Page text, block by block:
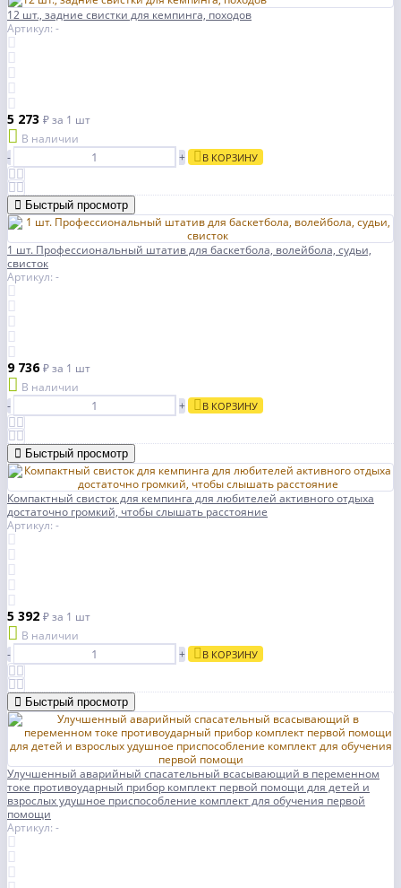
12 шт., задние свистки для кемпинга, походов
Артикул: -
5 273 ₽за 1 шт
В наличии
-
+ В КОРЗИНУ
Быстрый просмотр
1 шт. Профессиональный штатив для баскетбола, волейбола, судьи,
свисток
Артикул: -
9 736₽за 1 шт
В наличии
-
+ В КОРЗИНУ
Быстрый просмотр
Компактный свисток для кемпинга для любителей активного отдыха
достаточно громкий, чтобы слышать расстояние
Артикул: -
5 392 ₽за 1 шт
В наличии
-
+ В КОРЗИНУ
Быстрый просмотр
Улучшенный аварийный спасательный всасывающий в переменном
токе противоударный прибор комплект первой помощи для детей и
взрослых удушное приспособление комплект для обучения первой
помощи
Артикул: -